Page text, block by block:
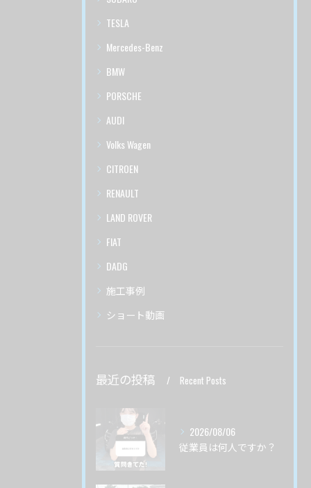
TESLA
Mercedes-Benz
BMW
PORSCHE
AUDI
Volks Wagen
CITROEN
RENAULT
LAND ROVER
FIAT
DADG
施工事例
ショート動画
最近の投稿 Recent Posts
2026/08/06
従業員は何人ですか？